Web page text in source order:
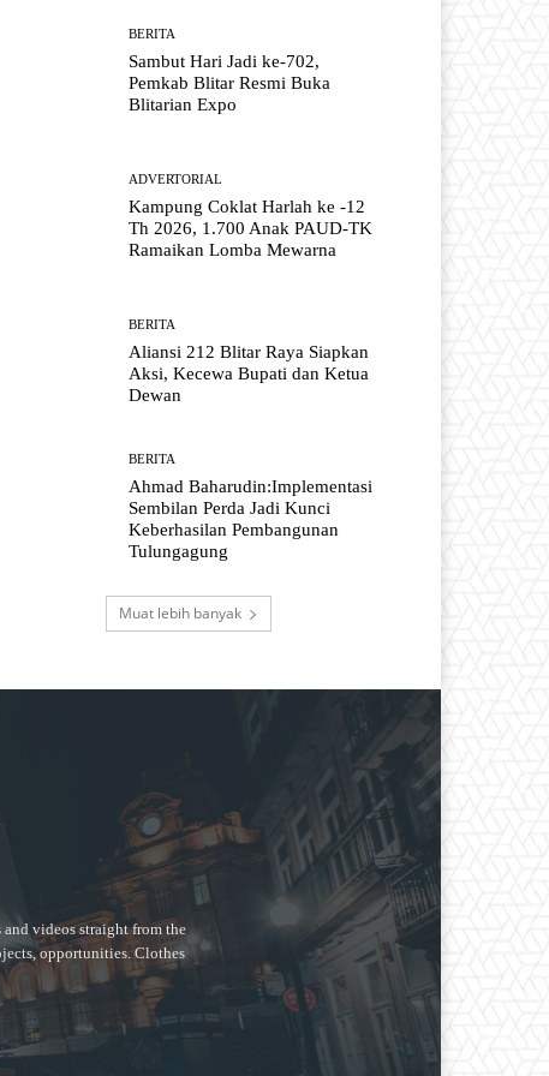
BERITA
Sambut Hari Jadi ke-702,
Pemkab Blitar Resmi Buka
Blitarian Expo
ADVERTORIAL
Kampung Coklat Harlah ke -12
Th 2026, 1.700 Anak PAUD-TK
Ramaikan Lomba Mewarna
BERITA
Aliansi 212 Blitar Raya Siapkan
Aksi, Kecewa Bupati dan Ketua
Dewan
BERITA
Ahmad Baharudin:Implementasi
Sembilan Perda Jadi Kunci
Keberhasilan Pembangunan
Tulungagung
Muat lebih banyak
videos straight from the
opportunities. Clothes